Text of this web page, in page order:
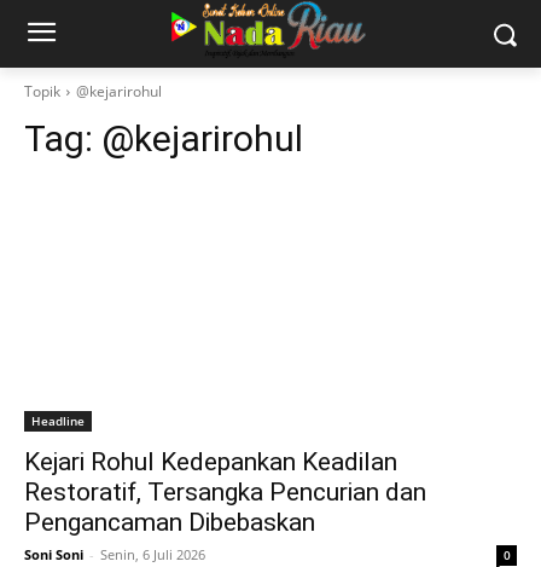
Topik @kejarirohul
Tag: @kejarirohul
Headline
Kejari Rohul Kedepankan Keadilan
Restoratif, Tersangka Pencurian dan
Pengancaman Dibebaskan
Soni Soni - Senin, 6 Juli 2026 0